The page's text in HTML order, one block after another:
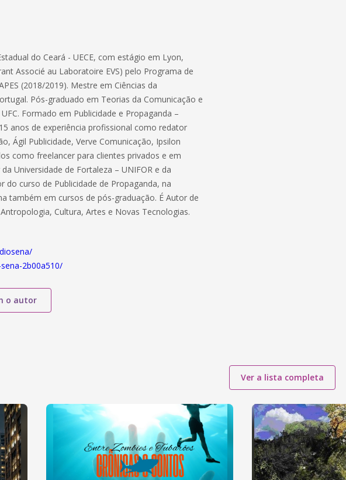
do Ceará - UECE, com estágio em Lyon,
Associé au Laboratoire EVS) pelo Programa de
(2018/2019). Mestre em Ciências da
Pós-graduado em Teorias da Comunicação e
Formado em Publicidade e Propaganda –
anos de experiência profissional como redator
Ágil Publicidade, Verve Comunicação, Ipsilon
como freelancer para clientes privados e em
Universidade de Fortaleza – UNIFOR e da
do curso de Publicidade de Propaganda, na
também em cursos de pós-graduação. É Autor de
Cultura, Artes e Novas Tecnologias.
2b00a510/
o autor
Ver a lista completa